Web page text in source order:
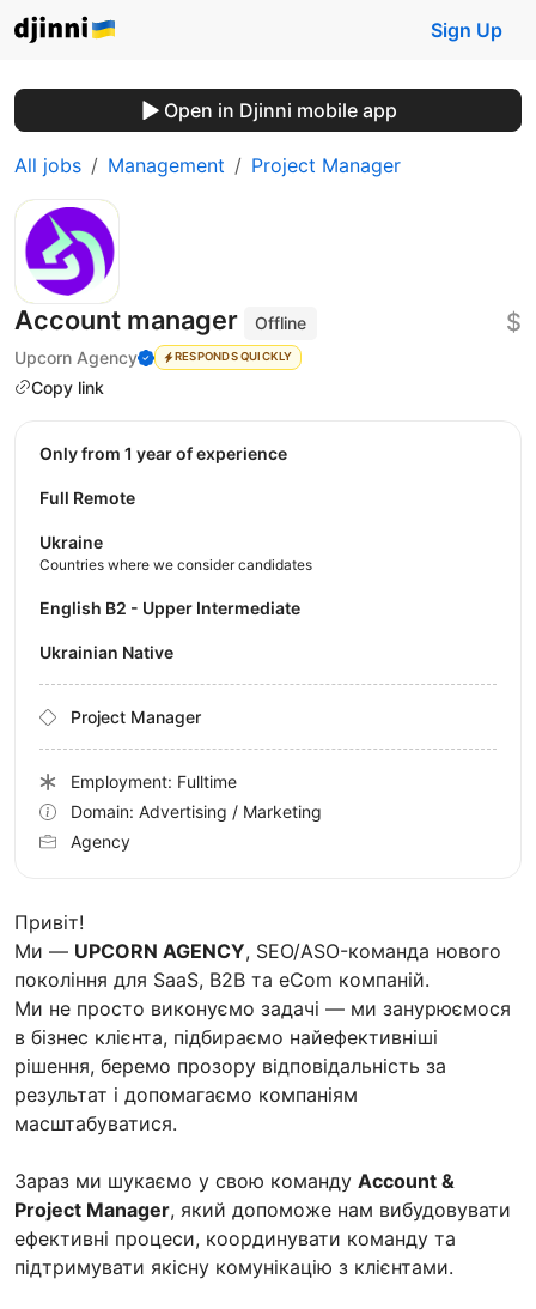
Sign Up
Open in Djinni mobile app
All jobs Management Project Manager
Account manager
Offline
Upcorn Agency
RESPONDS QUICKLY
Copy link
$
Привіт!
Ми — UPCORN AGENCY, SEO/ASO-команда нового
покоління для SaaS, B2B та eCom компаній.
Ми не просто виконуємо задачі — ми занурюємося
в бізнес клієнта, підбираємо найефективніші
рішення, беремо прозору відповідальність за
результат і допомагаємо компаніям
масштабуватися.
Зараз ми шукаємо у свою команду Account &
Project Manager, який допоможе нам вибудовувати
ефективні процеси, координувати команду та
підтримувати якісну комунікацію з клієнтами.
Only from 1 year of experience
Full Remote
Ukraine
Countries where we consider candidates
English B2 - Upper Intermediate
Ukrainian Native
Project Manager
Employment: Fulltime
Domain: Advertising / Marketing
Agency